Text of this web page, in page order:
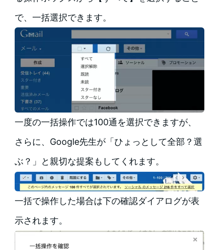
で、一括選択できます。
一度の一括操作では100通を選択できますが、
さらに、Google先生が「ひょっとして全部？選
ぶ？」と親切な提案もしてくれます。
一括で操作した場合は下の確認ダイアログが表
示されます。